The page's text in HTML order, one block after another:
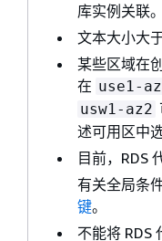
库实例关联
文本大小大
某些区域在
在 use1-
usw1-az2
述可用区中
目前，RDS
有关全局条
键。
不能将 RDS